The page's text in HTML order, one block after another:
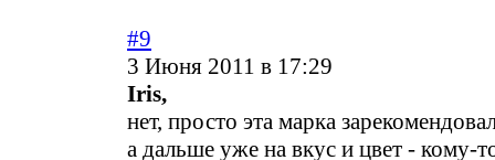
#9
3 Июня 2011 в 17:29
Iris,
нет, просто эта марка
а дальше уже на вкус и цвет - кому-